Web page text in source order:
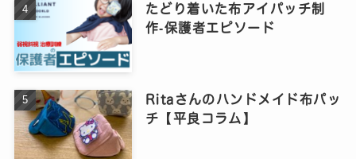
たどり着いた布アイパッチ制
作‐保護者エピソード
Ritaさんのハンドメイド布パッ
チ【平良コラム】